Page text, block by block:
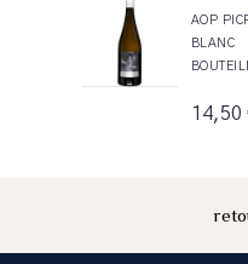
AOP
BLANC
14,50